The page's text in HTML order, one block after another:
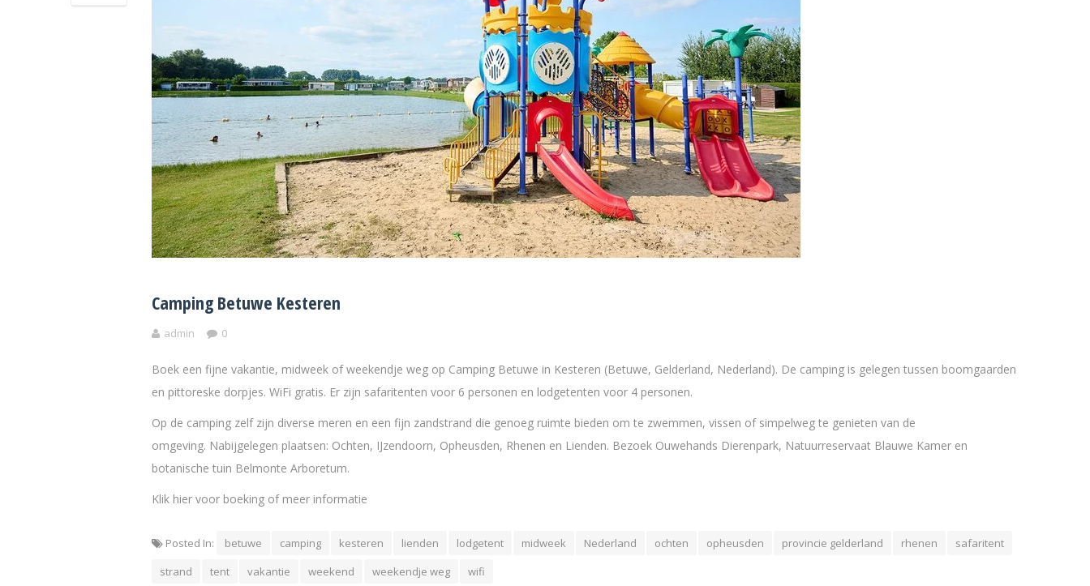
Camping Betuwe Kesteren
admin 0
Boek een fijne vakantie, midweek of weekendje weg op Camping Betuwe in Kesteren (Betuwe, Gelderland, Nederland). De camping is gelegen tussen boomgaarden
en pittoreske dorpjes. WiFi gratis. Er zijn safaritenten voor 6 personen en lodgetenten voor 4 personen.
Op de camping zelf zijn diverse meren en een fijn zandstrand die genoeg ruimte bieden om te zwemmen, vissen of simpelweg te genieten van de
omgeving. Nabijgelegen plaatsen: Ochten, IJzendoorn, Opheusden, Rhenen en Lienden. Bezoek Ouwehands Dierenpark, Natuurreservaat Blauwe Kamer en
botanische tuin Belmonte Arboretum.
Klik hier voor boeking of meer informatie
Posted In: betuwe camping kesteren lienden lodgetent midweek Nederland ochten opheusden provincie gelderland rhenen
safaritent
strand
tent vakantie weekend weekendje weg wifi